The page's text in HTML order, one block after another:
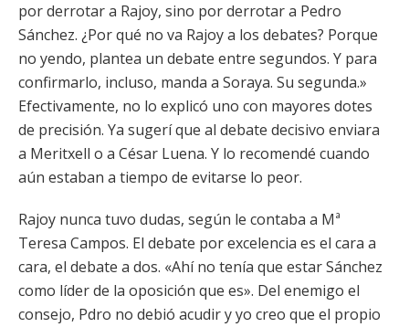
por derrotar a Rajoy, sino por derrotar a Pedro
Sánchez. ¿Por qué no va Rajoy a los debates? Porque
no yendo, plantea un debate entre segundos. Y para
confirmarlo, incluso, manda a Soraya. Su segunda.»
Efectivamente, no lo explicó uno con mayores dotes
de precisión. Ya sugerí que al debate decisivo enviara
a Meritxell o a César Luena. Y lo recomendé cuando
aún estaban a tiempo de evitarse lo peor.
Rajoy nunca tuvo dudas, según le contaba a Mª
Teresa Campos. El debate por excelencia es el cara a
cara, el debate a dos. «Ahí no tenía que estar Sánchez
como líder de la oposición que es». Del enemigo el
consejo, Pdro no debió acudir y yo creo que el propio